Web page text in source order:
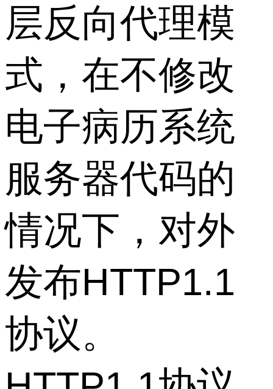
层反向代理模
式，在不修改
电子病历系统
服务器代码的
情况下，对外
发布HTTP1.1
协议。